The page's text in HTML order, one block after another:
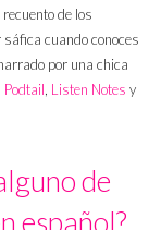
de los
cuando conoces
por una chica
Podtail, Listen Notes y
de
español?